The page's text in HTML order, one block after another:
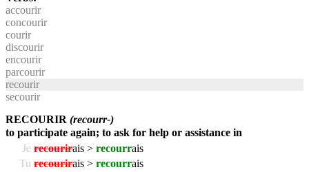
accourir
concourir
courir
discourir
encourir
parcourir
recourir
secourir
RECOURIR (recourr-)
to participate again; to ask for help or assistance in
Je recourirais > recourrais
Tu recourirais > recourrais